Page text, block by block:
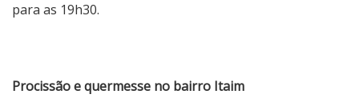
para as 19h30.
Procissão e quermesse no bairro Itaim